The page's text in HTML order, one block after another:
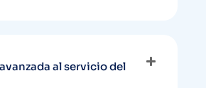
al servicio del